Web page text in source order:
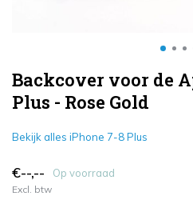
Backcover voor de
Plus - Rose Gold
Bekijk alles iPhone 7-8 Plus
€--,-- Op voorraad
Excl. btw